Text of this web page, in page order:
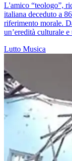
L'amico “teologo”,
italiana deceduto a
riferimento morale.
un’eredità culturale e
Lutto Musica